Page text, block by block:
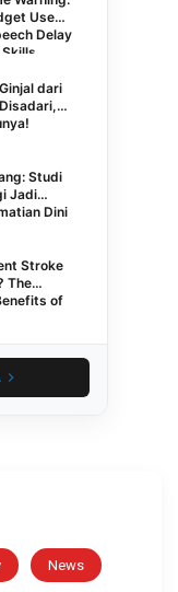
Use
Delay
dari
Studi
Jadi
Dini
Stroke
The
of
News